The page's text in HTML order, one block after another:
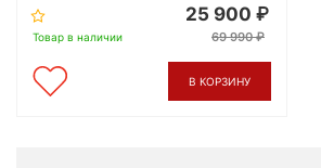
Товар в наличии
25 900
69 990
В КОРЗИНУ